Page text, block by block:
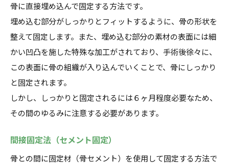
骨に直接埋め込んで固定する方法です。
埋め込む部分がしっかりとフィットするように、骨の形状を
整えて固定します。また、埋め込む部分の素材の表面には細
かい凹凸を施した特殊な加工がされており、手術後徐々に、
この表面に骨の組織が入り込んでいくことで、骨にしっかり
と固定されます。
しかし、しっかりと固定されるには６ヶ月程度必要なため、
その間のゆるみに注意する必要があります。
間接固定法（セメント固定）
骨との間に固定材（骨セメント）を使用して固定する方法で